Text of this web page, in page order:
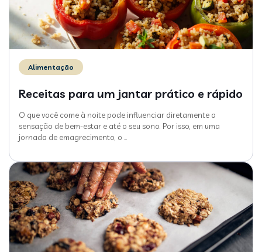
Alimentação
Receitas para um jantar prático e rápido
O que você come à noite pode influenciar diretamente a
sensação de bem-estar e até o seu sono. Por isso, em uma
jornada de emagrecimento, o